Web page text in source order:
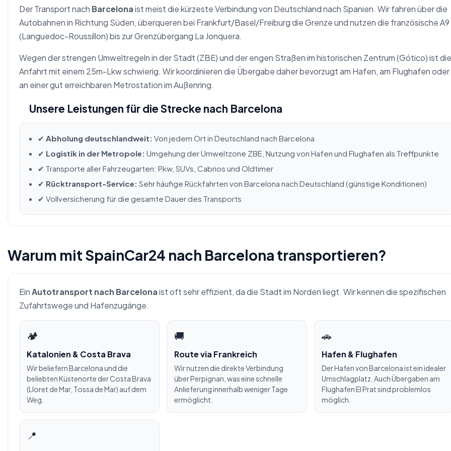
Der Transport nach Barcelonaist meist die kürzeste Verbindung von Deutschland nach Spanien. Wir fahren über die
Autobahnen in Richtung Süden, überqueren bei Frankfurt/Basel/Freiburg die Grenze und nutzen die französische A9
(Languedoc-Roussillon) bis zur Grenzübergang La Jonquera.
Wegen der strengen Umweltregeln in der Stadt (ZBE) und der engen Straßen im historischen Zentrum (Gótico) ist die
Anfahrt mit einem 25m-Lkw schwierig. Wir koordinieren die Übergabe daher bevorzugt am Hafen, am Flughafen oder
an einer gut erreichbaren Metrostation im Außenring.
Unsere Leistungen für die Strecke nach Barcelona
✔ Abholung deutschlandweit: Von jedem Ort in Deutschland nach Barcelona
✔ Logistik in der Metropole: Umgehung der Umweltzone ZBE, Nutzung von Hafen und Flughafen als Treffpunkte
✔ Transporte aller Fahrzeugarten: Pkw, SUVs, Cabrios und Oldtimer
✔ Rücktransport-Service: Sehr häufige Rückfahrten von Barcelona nach Deutschland (günstige Konditionen)
✔ Vollversicherung für die gesamte Dauer des Transports
Warum mit SpainCar24 nach Barcelona transportieren?
EinAutotransport nach Barcelonaist oft sehr effizient, da die Stadt im Norden liegt. Wir kennen die spezifischen
Zufahrtswege und Hafenzugänge.
🏕
Katalonien & Costa Brava
Wir beliefern Barcelona und die
beliebten Küstenorte der Costa Brava
(Lloret de Mar, Tossa de Mar) auf dem
Weg.
🚚
Route via Frankreich
Wir nutzen die direkte Verbindung
über Perpignan, was eine schnelle
Anlieferung innerhalb weniger Tage
ermöglicht.
🚗
Hafen & Flughafen
Der Hafen von Barcelona ist ein idealer
Umschlagplatz. Auch Übergaben am
Flughafen El Prat sind problemlos
möglich.
📍